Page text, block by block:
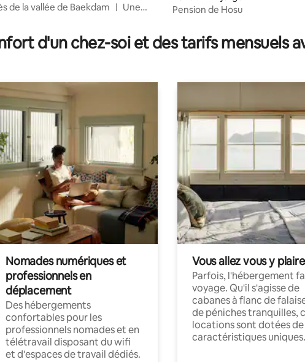
de la vallée de Baekdam ㅣ Une
des étoiles depuis le toit,
Pension de Hosu
d'un chez-soi et des tarifs mensuels
Nomades numériques et
professionnels en
déplacement
Des hébergements
confortables pour les
professionnels nomades et en
télétravail disposant du wifi
et d'espaces de travail dédiés.
Vous allez vous y plaire
Parfois, l'hébergement
voyage. Qu'il s'agisse de
cabanes à flanc de
de péniches tranquilles,
locations sont dotées de
caractéristiques uniques.